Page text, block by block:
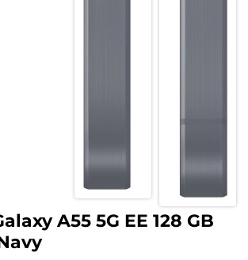
A55 5G EE 128 GB